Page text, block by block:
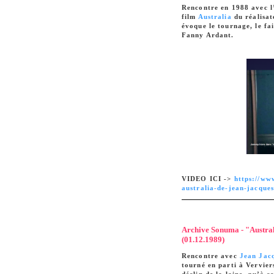
Rencontre en 1988 avec
film Australia du
évoque le tournage, le
Fanny Ardant.
VIDEO ICI -> https://
australia-de-jean-
Archive Sonuma -
(01.12.1989)
Rencontre avec Jean
tourné en parti à